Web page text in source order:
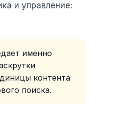
и управление:
именно
контента
поиска.